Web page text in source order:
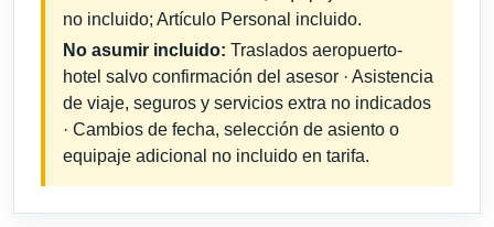
no incluido; Artículo Personal incluido.
No asumir incluido: Traslados aeropuerto-
hotel salvo confirmación del asesor · Asistencia
de viaje, seguros y servicios extra no indicados
· Cambios de fecha, selección de asiento o
equipaje adicional no incluido en tarifa.